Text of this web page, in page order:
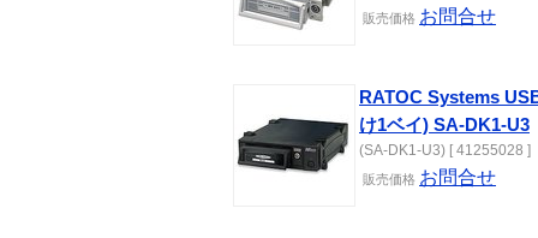
販売価格 お問合せ
RATOC Systems
け1ベイ) SA-DK1-U3
(SA-DK1-U3) [ 41255028 ]
販売価格 お問合せ